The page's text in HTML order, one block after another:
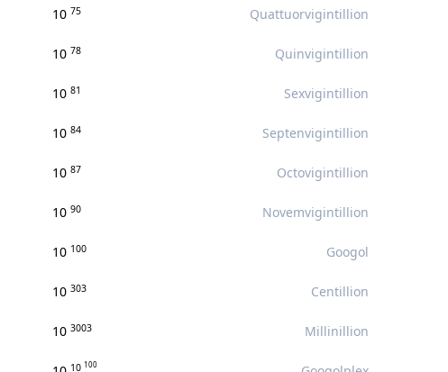
1075 Quattuorvigintillion
1078 Quinvigintillion
1081 Sexvigintillion
1084 Septenvigintillion
1087 Octovigintillion
1090 Novemvigintillion
10 100 Googol
10303 Centillion
103003 Millinillion
10100